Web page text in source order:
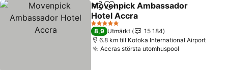
Dela Lägg till i Mina Favoriter
Movenpick Ambassador
Hotel Accra
Se priser
5 Stjärnor
8,9 Utmärkt
15 184
6.8 km till Kotoka International Airport
Accras största utomhuspool